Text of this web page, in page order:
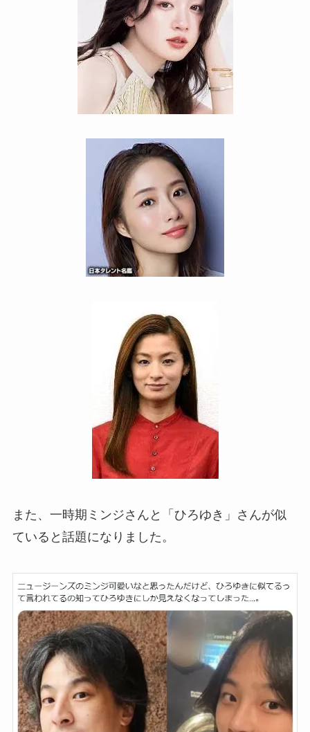
また、一時期ミンジさんと「ひろゆき」さんが似
ていると話題になりました。